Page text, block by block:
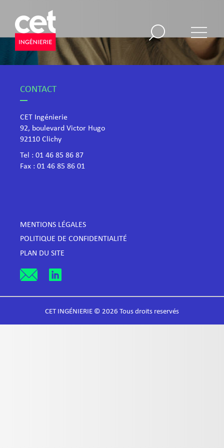
CONTACT
CET Ingénierie
92, boulevard Victor Hugo
​92110 Clichy
Tel : 01 46 85 86 87
Fax : 01 46 85 86 01
MENTIONS LÉGALES
POLITIQUE DE CONFIDENTIALITÉ
PLAN DU SITE
CET INGÉNIERIE © 2026 Tous droits reservés